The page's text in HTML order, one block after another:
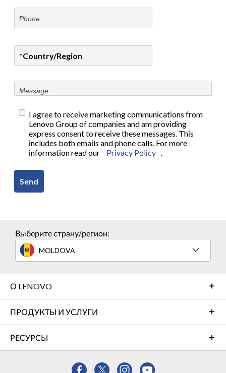
I agree to receive marketing communications from
Lenovo Group of companies and am providing
express consent to receive these messages. This
includes both emails and phone calls. For more
information read our
Privacy Policy .
Send
Выберите страну/регион:
MOLDOVA
О LENOVO
ПРОДУКТЫ И УСЛУГИ
РЕСУРСЫ